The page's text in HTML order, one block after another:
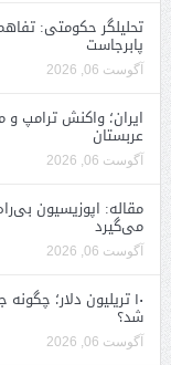
تحلیلگر حکومتی:
پابرجاست
آگوست 06, 2026
ایران؛ واکنش ترامپ و
عربستان
آگوست 06, 2026
مقاله: اپوزیسیون
می‌گیرد
آگوست 06, 2026
۱۰ تریلیون دلار؛
شد؟
آگوست 06, 2026